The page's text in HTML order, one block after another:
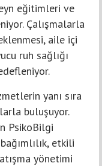
eğitimleri ve
Çalışmalarla
aile içi
ruh sağlığı
yanı sıra
buluşuyor.
PsikoBilgi
etkili
yönetimi